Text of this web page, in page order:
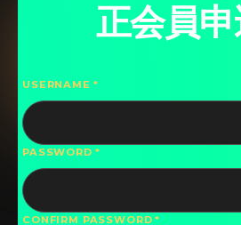
正会員
USERNAME
PASSWORD
CONFIRM PASSWORD